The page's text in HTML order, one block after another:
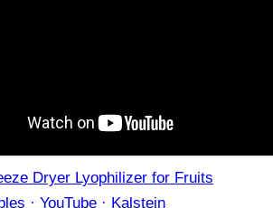
Dryer Lyophilizer for Fruits
· YouTube · Kalstein